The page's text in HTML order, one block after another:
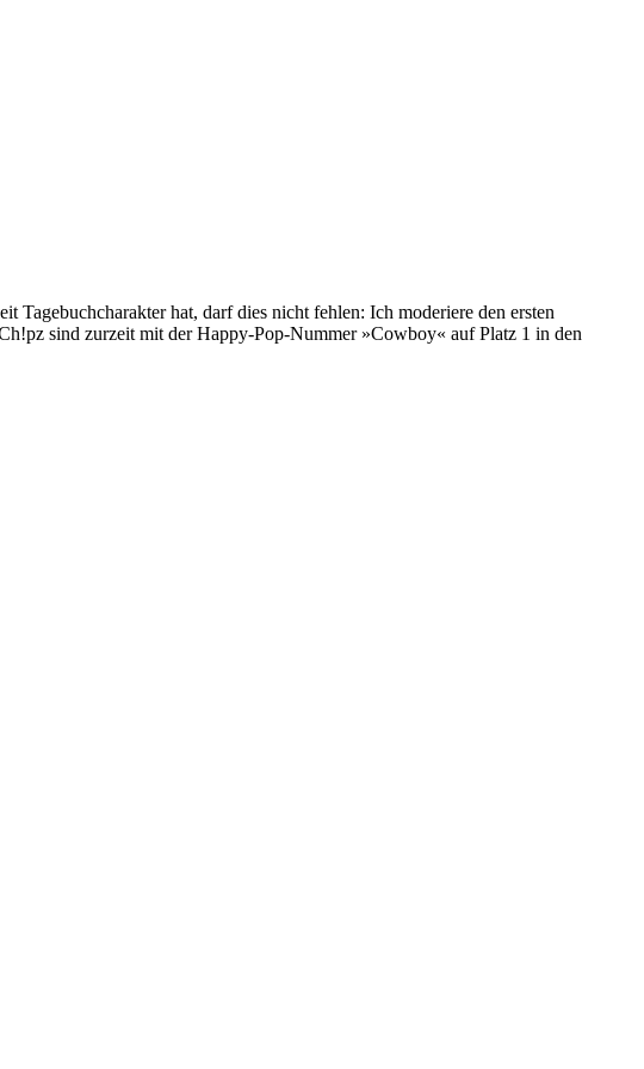
Tagebuchcharakter hat, darf dies nicht fehlen: Ich moderiere den ersten
sind zurzeit mit der Happy-Pop-Nummer »Cowboy« auf Platz 1 in den